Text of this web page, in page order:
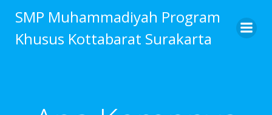
to
content
SMP Muhammadiyah Program
Khusus Kottabarat Surakarta